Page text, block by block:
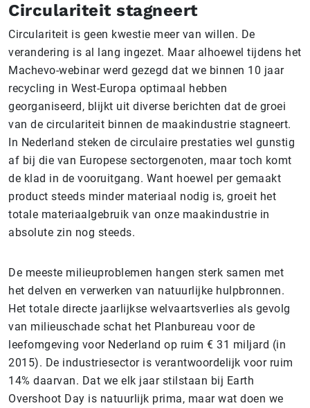
Circulariteit stagneert
Circulariteit is geen kwestie meer van willen. De
verandering is al lang ingezet. Maar alhoewel tijdens het
Machevo-webinar werd gezegd dat we binnen 10 jaar
recycling in West-Europa optimaal hebben
georganiseerd, blijkt uit diverse berichten dat de groei
van de circulariteit binnen de maakindustrie stagneert.
In Nederland steken de circulaire prestaties wel gunstig
af bij die van Europese sectorgenoten, maar toch komt
de klad in de vooruitgang. Want hoewel per gemaakt
product steeds minder materiaal nodig is, groeit het
totale materiaalgebruik van onze maakindustrie in
absolute zin nog steeds.
De meeste milieuproblemen hangen sterk samen met
het delven en verwerken van natuurlijke hulpbronnen.
Het totale directe jaarlijkse welvaartsverlies als gevolg
van milieuschade schat het Planbureau voor de
leefomgeving voor Nederland op ruim € 31 miljard (in
2015). De industriesector is verantwoordelijk voor ruim
14% daarvan. Dat we elk jaar stilstaan bij Earth
Overshoot Day is natuurlijk prima, maar wat doen we